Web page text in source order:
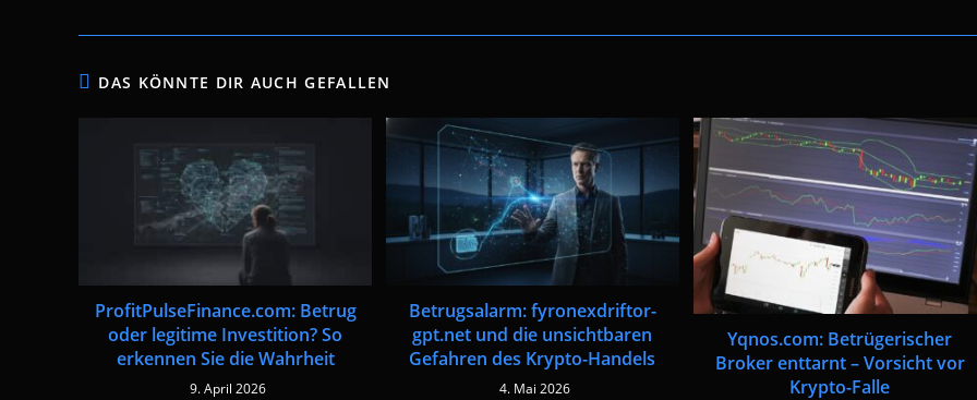
DAS KÖNNTE DIR AUCH GEFALLEN
ProfitPulseFinance.com: Betrug
oder legitime Investition? So
erkennen Sie die Wahrheit
9. April 2026
Betrugsalarm: fyronexdriftor-
gpt.net und die unsichtbaren
Gefahren des Krypto-Handels
4. Mai 2026
Yqnos.com: Betrügerischer
Broker enttarnt – Vorsicht vor
Krypto-Falle